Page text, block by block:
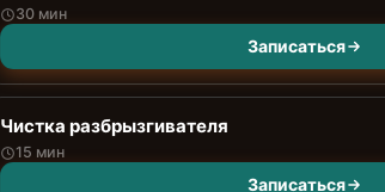
30 мин
Записаться
Чистка разбрызгивателя
15 мин
Записаться